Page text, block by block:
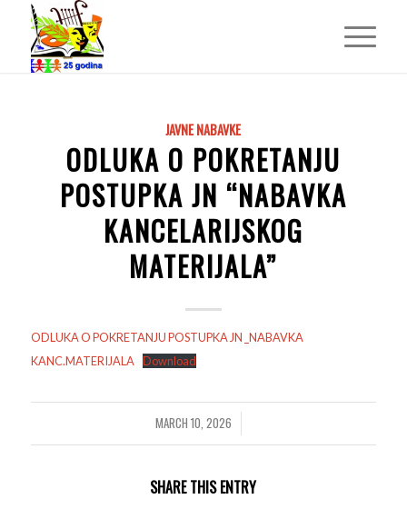
JAVNE NABAVKE
ODLUKA O POKRETANJU
POSTUPKA JN “NABAVKA
KANCELARIJSKOG
MATERIJALA”
ODLUKA O POKRETANJU POSTUPKA JN _NABAVKA
KANC.MATERIJALA
Download
MARCH 10, 2026
/
SHARE THIS ENTRY